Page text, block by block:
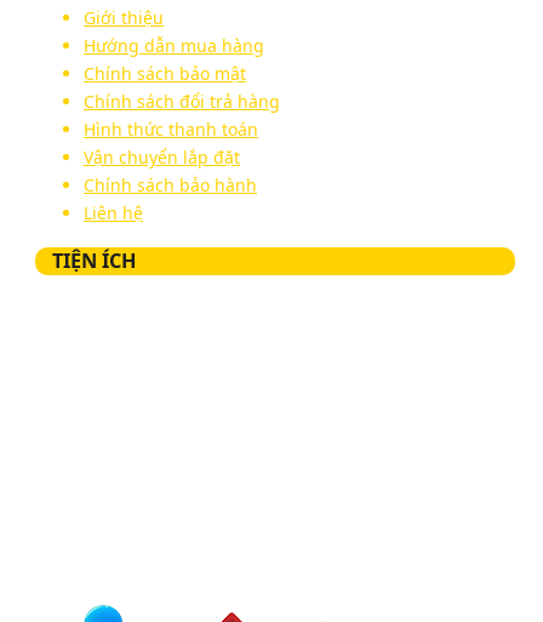
Giới thiệu
Hướng dẫn mua hàng
Chính sách bảo mật
Chính sách đổi trả hàng
Hình thức thanh toán
Vận chuyển lắp đặt
Chính sách bảo hành
Liên hệ
TIỆN ÍCH